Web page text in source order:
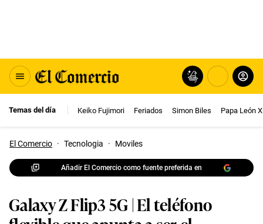
Temas del día Keiko Fujimori Feriados Simon Biles Papa León
El Comercio · Tecnologia · Moviles
Añadir El Comercio como fuente preferida en
Galaxy Z Flip3 5G | El teléfono